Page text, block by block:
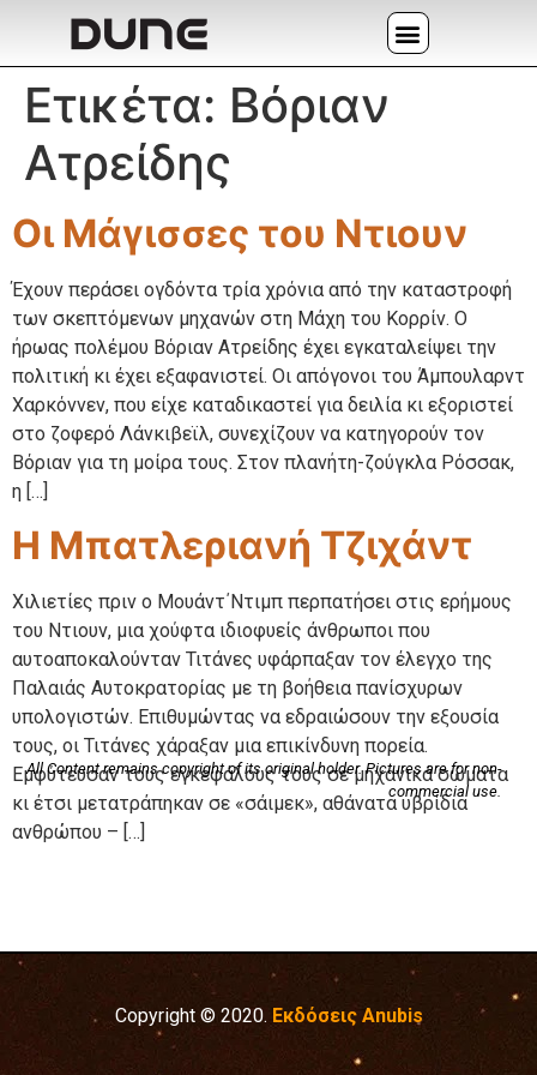
Ετικέτα: Βόριαν
Ατρείδης
Οι Μάγισσες του Ντιουν
Έχουν περάσει ογδόντα τρία χρόνια από την καταστροφή
των σκεπτόμενων μηχανών στη Μάχη του Κορρίν. Ο
ήρωας πολέμου Βόριαν Ατρείδης έχει εγκαταλείψει την
πολιτική κι έχει εξαφανιστεί. Οι απόγονοι του Άμπουλαρντ
Χαρκόννεν, που είχε καταδικαστεί για δειλία κι εξοριστεί
στο ζοφερό Λάνκιβεϊλ, συνεχίζουν να κατηγορούν τον
Βόριαν για τη μοίρα τους. Στον πλανήτη-ζούγκλα Ρόσσακ,
η […]
Η Μπατλεριανή Τζιχάντ
Χιλιετίες πριν ο Μουάντ΄Ντιμπ περπατήσει στις ερήμους
του Ντιουν, μια χούφτα ιδιοφυείς άνθρωποι που
αυτοαποκαλούνταν Τιτάνες υφάρπαξαν τον έλεγχο της
Παλαιάς Αυτοκρατορίας με τη βοήθεια πανίσχυρων
υπολογιστών. Επιθυμώντας να εδραιώσουν την εξουσία
τους, οι Τιτάνες χάραξαν μια επικίνδυνη πορεία.
Εμφύτευσαν τους εγκεφάλους τους σε μηχανικά σώματα
κι έτσι μετατράπηκαν σε «σάιμεκ», αθάνατα υβρίδια
ανθρώπου – […]
All Content remains copyright of its original holder. Pictures are for non-
commercial use.
Copyright © 2020. Εκδόσεις Anubis